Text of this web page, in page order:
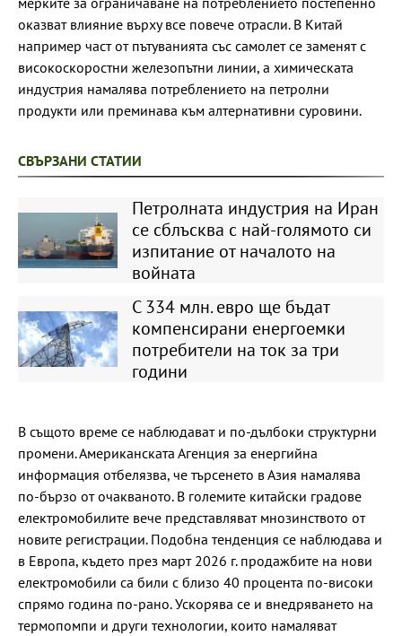
оказват влияние върху все повече отрасли. В Китай
например част от пътуванията със самолет се заменят с
високоскоростни железопътни линии, а химическата
индустрия намалява потреблението на петролни
продукти или преминава към алтернативни суровини.
СВЪРЗАНИ СТАТИИ
Петролната индустрия на Иран
се сблъсква с най-голямото си
изпитание от началото на
войната
С 334 млн. евро ще бъдат
компенсирани енергоемки
потребители на ток за три
години
В същото време се наблюдават и по-дълбоки структурни
промени. Американската Агенция за енергийна
информация отбелязва, че търсенето в Азия намалява
по-бързо от очакваното. В големите китайски градове
електромобилите вече представляват мнозинството от
новите регистрации. Подобна тенденция се наблюдава и
в Европа, където през март 2026 г. продажбите на нови
електромобили са били с близо 40 процента по-високи
спрямо година по-рано. Ускорява се и внедряването на
термопомпи и други технологии, които намаляват